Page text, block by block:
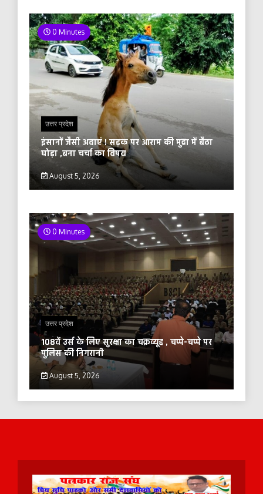
0 Minutes
उत्तर प्रदेश
इंसानों जैसी अदाएं ! सड़क पर आराम की मुद्रा में बैठा
घोड़ा ,बना चर्चा का विषय
August 5, 2026
0 Minutes
उत्तर प्रदेश
108वें उर्स के लिए सुरक्षा का चक्रव्यूह , चप्पे-चप्पे पर
पुलिस की निगरानी
August 5, 2026